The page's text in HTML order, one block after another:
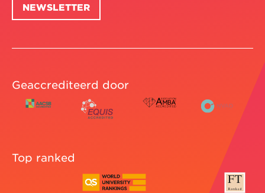
NEWSLETTER
Geaccrediteerd door
Top ranked